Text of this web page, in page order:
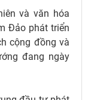
và văn hóa
Đảo phát triển
cộng đồng và
đang ngày